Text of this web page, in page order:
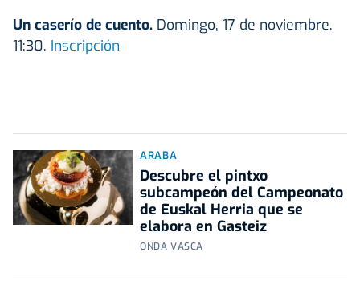
Un caserío de cuento. Domingo, 17 de noviembre.
11:30. Inscripción
ARABA
Descubre el pintxo
subcampeón del Campeonato
de Euskal Herria que se
elabora en Gasteiz
ONDA VASCA